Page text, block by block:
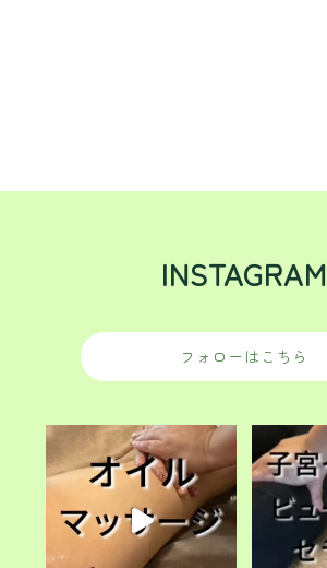
INSTAGRAM
フォローはこちら